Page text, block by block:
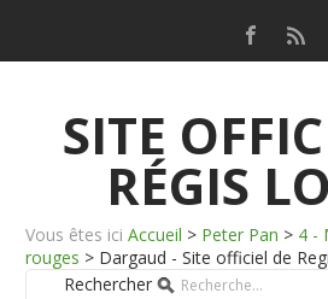
SITE
RÉGIS
Vous êtes ici Accueil > Peter Pan > 4 -
rouges > Dargaud - Site officiel de
Rechercher